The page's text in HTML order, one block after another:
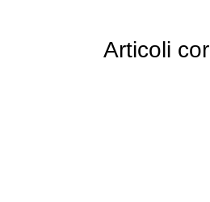
Articoli